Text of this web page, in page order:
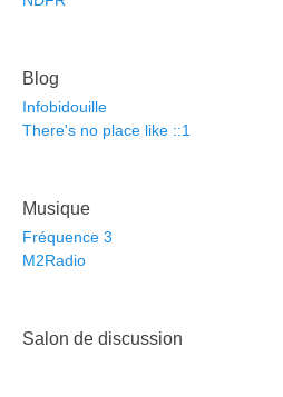
Blog
Infobidouille
There's no place like ::1
Musique
Fréquence 3
M2Radio
Salon de discussion